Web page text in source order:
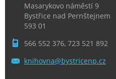
Masarykovo náměstí 9
Bystřice nad Pernštejnem
593 01
566 552 376, 723 521 892
knihovna@bystricenp.cz